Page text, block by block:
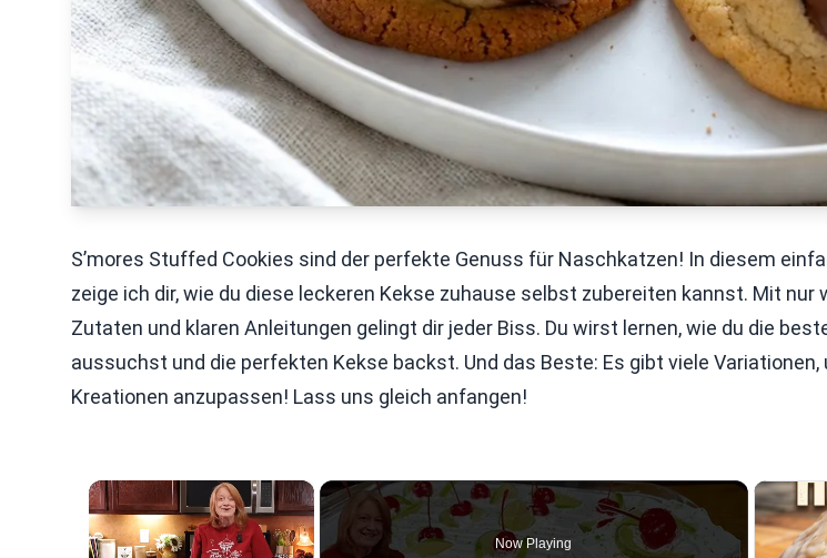
S’mores Stuffed Cookies sind der perfekte Genuss für Naschkatzen! In diesem
zeige ich dir, wie du diese leckeren Kekse zuhause selbst zubereiten kannst. Mit nur
Zutaten und klaren Anleitungen gelingt dir jeder Biss. Du wirst lernen, wie du die
aussuchst und die perfekten Kekse backst. Und das Beste: Es gibt viele Variationen,
Kreationen anzupassen! Lass uns gleich anfangen!
×
Now Playing